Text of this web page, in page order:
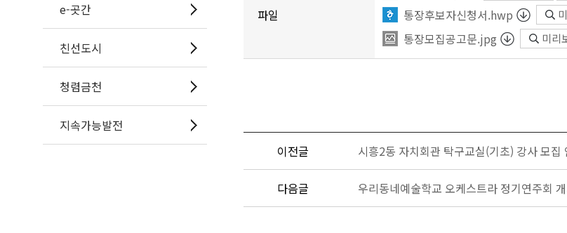
e-곳간
친선도시
청렴금천
지속가능발전
파일 통장후보자신청서.hwp
통장모집공고문.jpg 미리
이전글 시흥2동 자치회관 탁구교실(기초) 강사 모집
다음글 우리동네예술학교 오케스트라 정기연주회